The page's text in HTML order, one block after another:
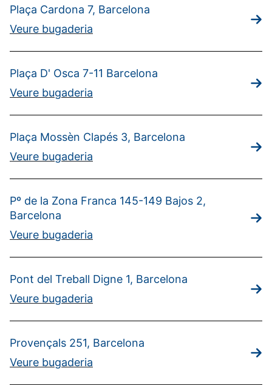
Plaça Cardona 7, Barcelona
Veure bugaderia
Plaça D' Osca 7-11 Barcelona
Veure bugaderia
Plaça Mossèn Clapés 3, Barcelona
Veure bugaderia
Pº de la Zona Franca 145-149 Bajos 2,
Barcelona
Veure bugaderia
Pont del Treball Digne 1, Barcelona
Veure bugaderia
Provençals 251, Barcelona
Veure bugaderia